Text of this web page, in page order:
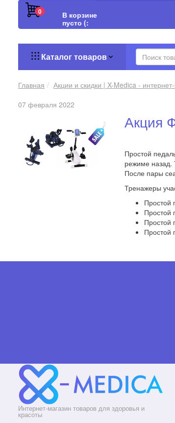
0
В корзине
пусто (:
Каталог товаров
Главная Акции и скидки | X-Medica -
07 февраля 2022
Акция
Простой
режиме назад.
После пары
Тренажеры
Простой
Простой
Простой
Простой
Интернет-магазин товаров для здоровья и
красоты